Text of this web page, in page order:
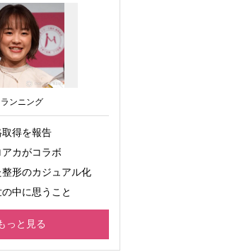
ンニング
得を報告
カがコラボ
形のカジュアル化
中に思うこと
っと見る